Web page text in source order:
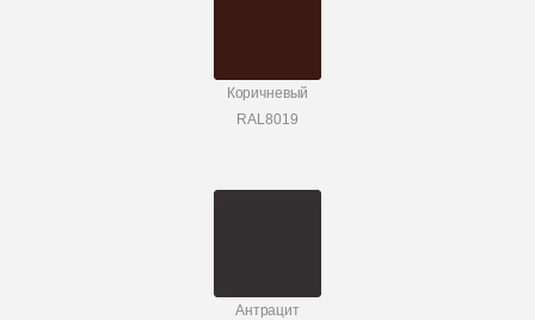
Коричневый
RAL8019
Антрацит